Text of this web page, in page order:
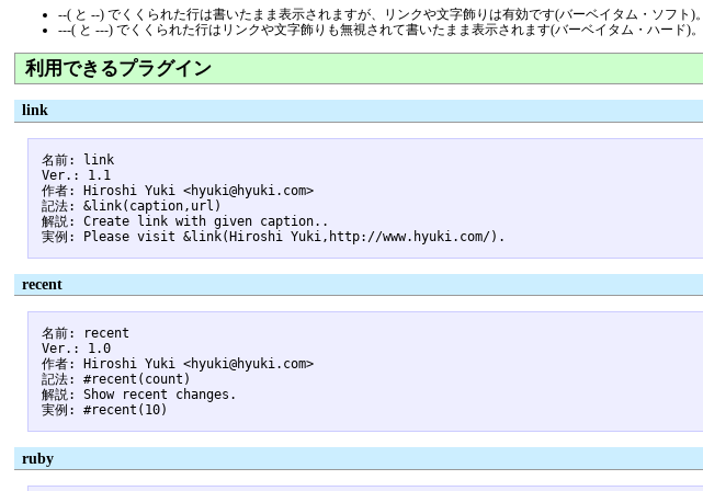
--( と --) でくくられた行は書いたまま表示されますが、リンクや文字飾りは有効です(バーベイタム・ソフト)。
---( と ---) でくくられた行はリンクや文字飾りも無視されて書いたまま表示されます(バーベイタム・ハード)。
利用できるプラグイン
link
名前: link
Ver.: 1.1
作者: Hiroshi Yuki <hyuki@hyuki.com>
記法: &link(caption,url)
解説: Create link with given caption..
recent
名前: recent
Ver.: 1.0
作者: Hiroshi Yuki <hyuki@hyuki.com>
記法: #recent(count)
解説: Show recent changes.
ruby